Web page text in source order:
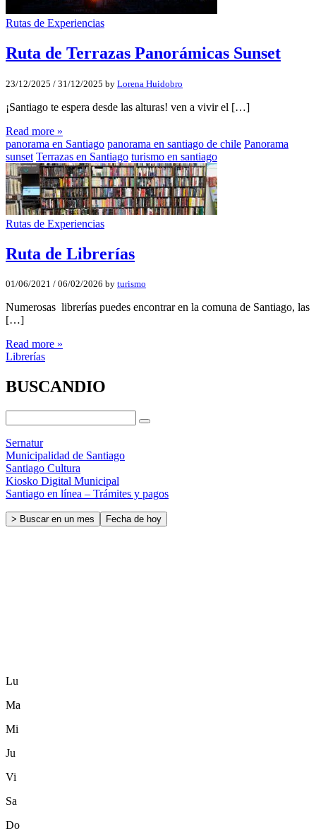
Rutas de Experiencias
Ruta de Terrazas Panorámicas Sunset
23/12/2025 / 31/12/2025 by Lorena Huidobro
¡Santiago te espera desde las alturas! ven a vivir el […]
Read more »
panorama en Santiago panorama en santiago de chile Panorama
sunset Terrazas en Santiago turismo en santiago
Rutas de Experiencias
Ruta de Librerí­as
01/06/2021 / 06/02/2026 by turismo
Numerosas librerías puedes encontrar en la comuna de Santiago, las
[…]
Read more »
Librerías
BUSCANDIO
Sernatur
Municipalidad de Santiago
Santiago Cultura
Kiosko Digital Municipal
Santiago en línea – Trámites y pagos
> Buscar en un mes Fecha de hoy
Lu
Ma
Mi
Ju
Vi
Sa
Do